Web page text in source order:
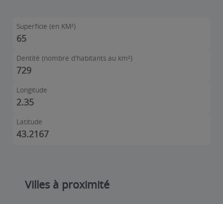
Superficie (en KM²)
65
Dentité (nombre d'habitants au km²)
729
Longitude
2.35
Latitude
43.2167
Villes à proximité